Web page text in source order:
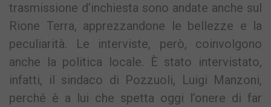
trasmissione d’inchiesta sono andate anche sul
Rione Terra, apprezzandone le bellezze e la
peculiarità. Le interviste, però, coinvolgono
anche la politica locale. È stato intervistato,
infatti, il sindaco di Pozzuoli, Luigi Manzoni,
perché è a lui che spetta oggi l’onere di far